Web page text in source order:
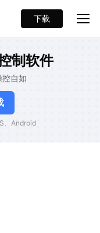
下载
制软件
自如
、Android